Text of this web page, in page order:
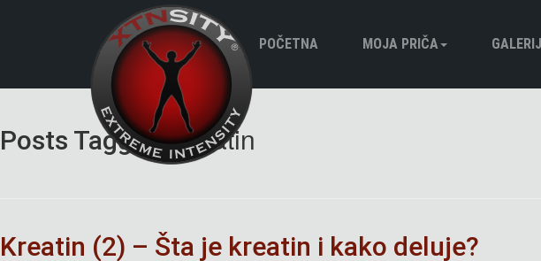
POČETNA MOJA PRIČА
Posts Tagged:kreatin
Kreatin (2) – Šta je kreatin i kako deluje?